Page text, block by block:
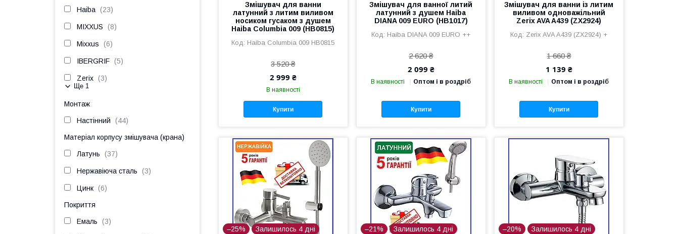
Змішувач для ванни
латунний з литим виливом
носиком гусаком з душем
Haiba Columbia 009 (HB0815)
Haiba Columbia 009 HB0815
3 520 ₴
2 999 ₴
В наявності
Купити
Змішувач для ванної литий
латунний з душем Haiba
DIANA 009 EURO (HB1017)
Haiba DIANA 009 EURO ++
2 620 ₴
2 099 ₴
В наявності Оптом і в роздріб
Купити
Змішувач для ванни із литим
виливом одноважільний
Zerix AVA A439 (ZX2924)
Zerix AVA A439 (ZX2924) +
1 660 ₴
1 139 ₴
В наявності Оптом і в роздріб
Купити
–25% Залишилось 4 дні –21% Залишилось 4 дні –20% Залишилось 4 дні
Haiba 23
MIXXUS 8
Mixxus 6
IBERGRIF 5
Zerix 3
Ще 1
Монтаж
Настінний 44
Матеріал корпусу змішувача (крана)
Латунь 37
Нержавіюча сталь 3
Цинк 6
Покриття
Емаль 3